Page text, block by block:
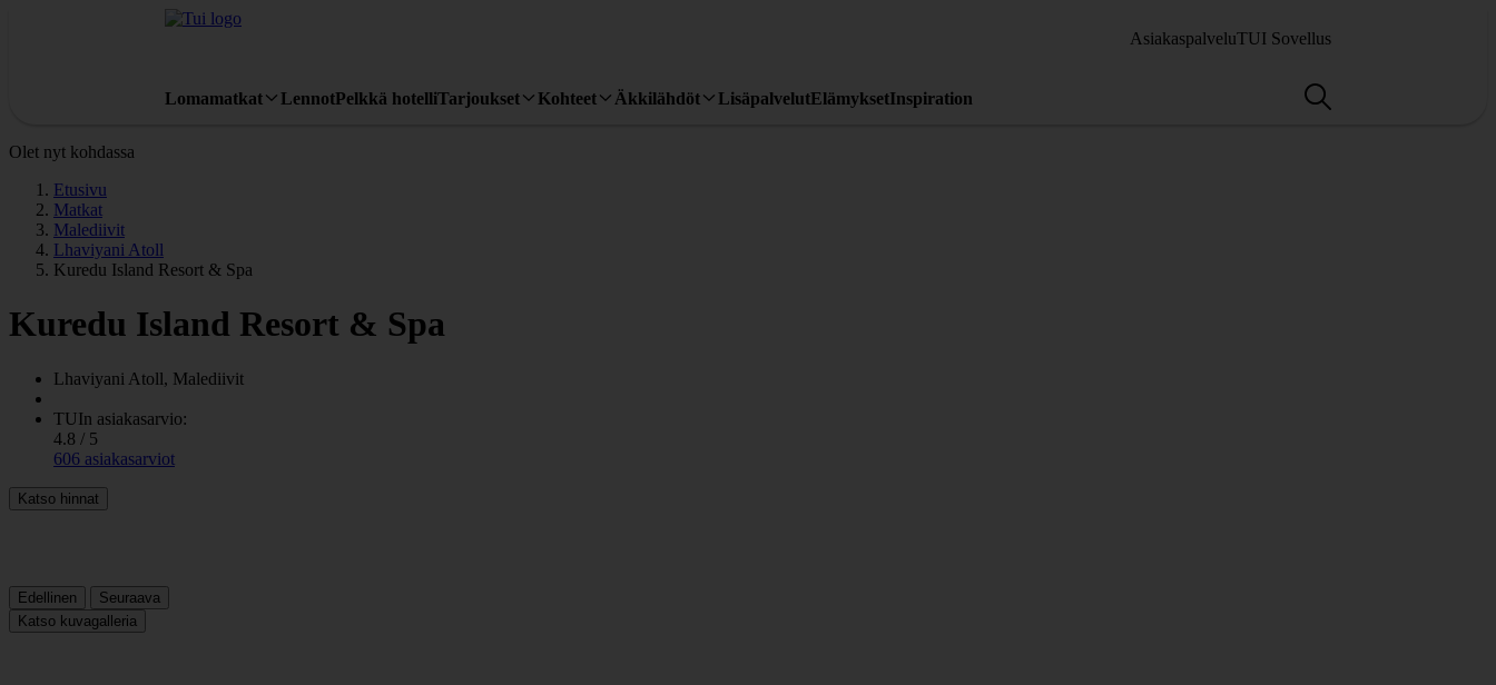
AsiakaspalveluTUI Sovellus
Lomamatkat LennotPelkkä hotelliTarjoukset Kohteet Äkkilähdöt LisäpalvelutElämyksetInspiration
Olet nyt kohdassa
Etusivu
Matkat
Malediivit
Lhaviyani Atoll
Kuredu Island Resort & Spa
Kuredu Island Resort & Spa
Lhaviyani Atoll, Malediivit
TUIn asiakasarvio:
4.8 / 5
606 asiakasarviot
Katso hinnat
Edellinen
Seuraava
Katso kuvagalleria